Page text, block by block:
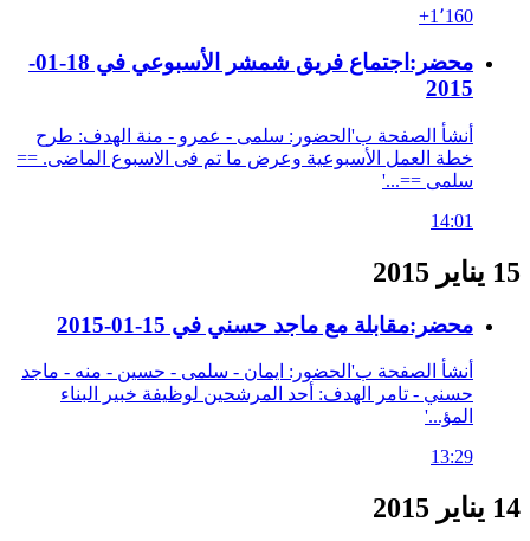
+1٬160
محضر:اجتماع فريق شمشر الأسبوعي في 18-01-
2015
أنشأ الصفحة ب'الحضور: سلمى - عمرو - منة الهدف: طرح
خطة العمل الأسبوعية وعرض ما تم فى الاسبوع الماضى. ==
سلمى ==...'
14:01
15 يناير 2015
محضر:مقابلة مع ماجد حسني في 15-01-2015
أنشأ الصفحة ب'الحضور: ايمان - سلمى - حسين - منه - ماجد
حسني - تامر الهدف: أحد المرشحين لوظيفة خبير البناء
المؤ...'
13:29
14 يناير 2015